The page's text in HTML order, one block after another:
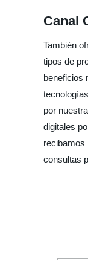
Canal
También
tipos de
beneficios
por
digitales
recibamos
consultas